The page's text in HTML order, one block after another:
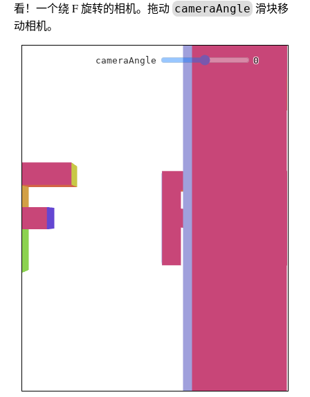
看！一个绕 F 旋转的相机。拖动 cameraAngle 滑块移
动相机。